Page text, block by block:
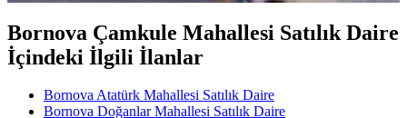
Bornova Çamkule Mahallesi Satılık Daire
İçindeki İlgili İlanlar
Bornova Atatürk Mahallesi Satılık Daire
Bornova Doğanlar Mahallesi Satılık Daire